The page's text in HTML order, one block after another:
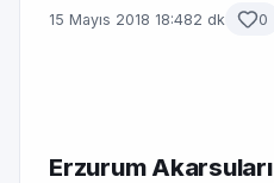
15 Mayıs 2018 18:482 dk 0
Erzurum Akarsuları